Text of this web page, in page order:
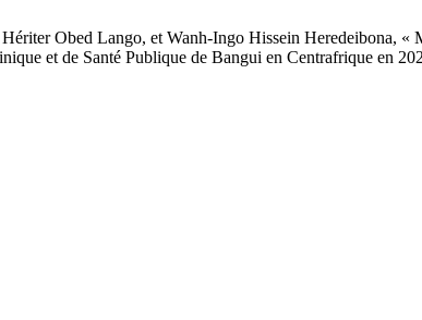
Obed Lango, et Wanh-Ingo Hissein Heredeibona, «
et de Santé Publique de Bangui en Centrafrique en